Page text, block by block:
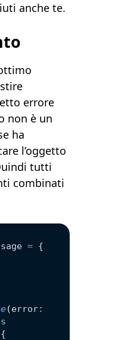
anche te.
errore
non è un
ha
l’oggetto
tutti
combinati
= {
(error:
{